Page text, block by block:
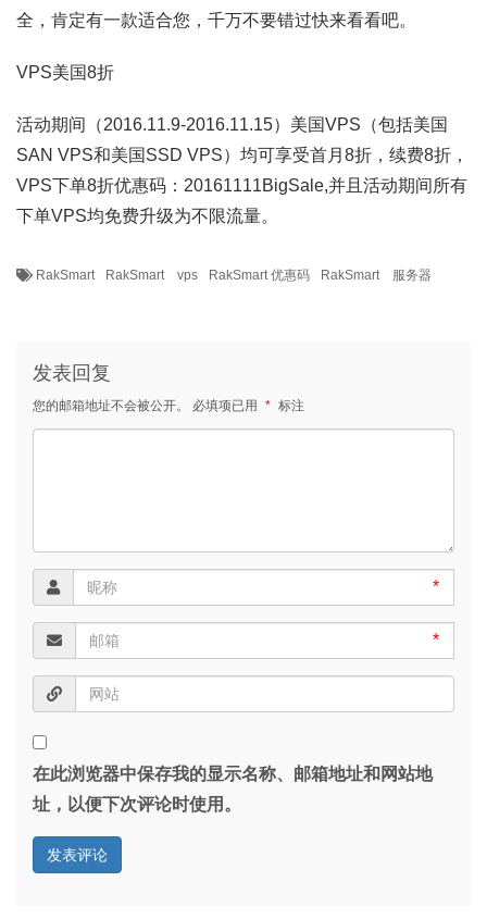
全，肯定有一款适合您，千万不要错过快来看看吧。
VPS美国8折
活动期间（2016.11.9-2016.11.15）美国VPS（包括美国
SAN VPS和美国SSD VPS）均可享受首月8折，续费8折，
VPS下单8折优惠码：20161111BigSale,并且活动期间所有
下单VPS均免费升级为不限流量。
RakSmart RakSmart vps RakSmart 优惠码 RakSmart 服务器
发表回复
您的邮箱地址不会被公开。 必填项已用 * 标注
*
*
在此浏览器中保存我的显示名称、邮箱地址和网站地
址，以便下次评论时使用。